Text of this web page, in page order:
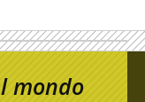
mondo